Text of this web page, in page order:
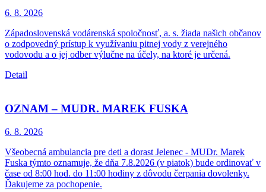
6. 8. 2026
Západoslovenská vodárenská spoločnosť, a. s. žiada našich občanov
o zodpovedný prístup k využívaniu pitnej vody z verejného
vodovodu a o jej odber výlučne na účely, na ktoré je určená.
Detail
OZNAM – MUDR. MAREK FUSKA
6. 8. 2026
Všeobecná ambulancia pre deti a dorast Jelenec - MUDr. Marek
Fuska týmto oznamuje, že dňa 7.8.2026 (v piatok) bude ordinovať v
čase od 8:00 hod. do 11:00 hodiny z dôvodu čerpania dovolenky.
Ďakujeme za pochopenie.